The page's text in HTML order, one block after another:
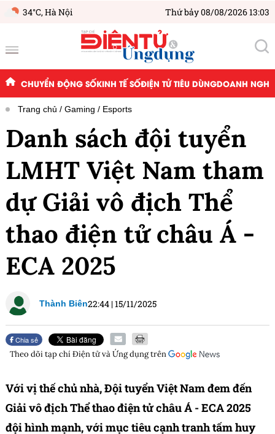
34°C,Hà Nội Thứ bảy 08/08/2026 13:03
CHUYỂN ĐỘNG SỐKINH TẾ SỐĐIỆN TỬ TIÊU DÙNGDOANH
Trang chủ Gaming Esports
Danh sách đội tuyển
LMHT Việt Nam tham
dự Giải vô địch Thể
thao điện tử châu Á -
ECA 2025
Thành Biên22:44 |15/11/2025
Chia sẻ
Theo dõi tạp chíĐiện tử và Ứng dụngtrên
Với vị thế chủ nhà, Đội tuyển Việt Nam đem đến
Giải vô địch Thể thao điện tử châu Á - ECA 2025
đội hình mạnh, với mục tiêu cạnh tranh tấm huy